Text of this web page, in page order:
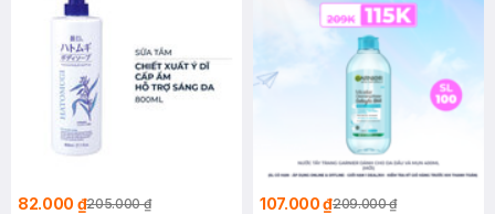
82.000 ₫205.000 ₫ 107.000 ₫209.000 ₫